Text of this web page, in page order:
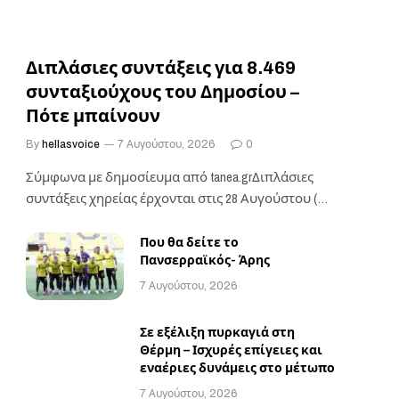
Διπλάσιες συντάξεις για 8.469
συνταξιούχους του Δημοσίου –
Πότε μπαίνουν
By hellasvoice 7 Αυγούστου, 2026 0
Σύμφωνα με δημοσίευμα από tanea.grΔιπλάσιες
συντάξεις χηρείας έρχονται στις 28 Αυγούστου (με
Που θα δείτε το
Πανσερραϊκός- Άρης
7 Αυγούστου, 2026
Σε εξέλιξη πυρκαγιά στη
Θέρμη – Ισχυρές επίγειες και
εναέριες δυνάμεις στο μέτωπο
7 Αυγούστου, 2026